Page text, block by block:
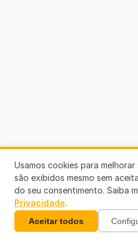
Usamos cookies para
são exibidos mesmo sem
do seu consentimento. Saiba
Privacidade.
Aceitar todos